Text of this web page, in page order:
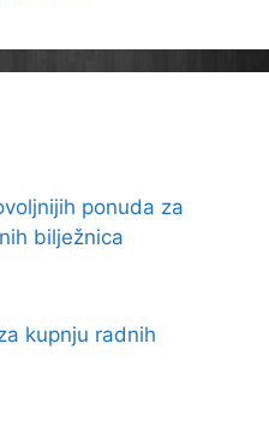
ponuda za
bilježnica
kupnju radnih